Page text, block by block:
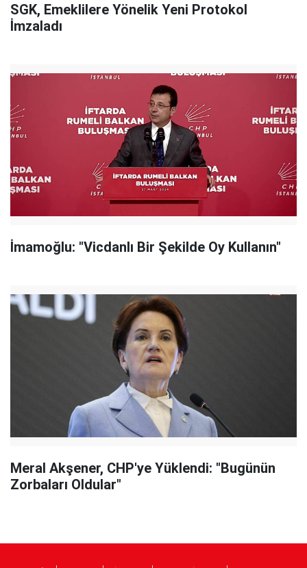
SGK, Emeklilere Yönelik Yeni Protokol
İmzaladı
İmamoğlu: "Vicdanlı Bir Şekilde Oy Kullanın"
Meral Akşener, CHP'ye Yüklendi: "Bugünün
Zorbaları Oldular"